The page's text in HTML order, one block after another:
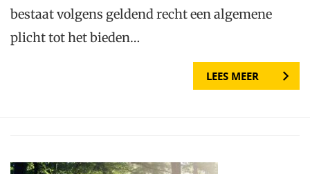
bestaat volgens geldend recht een algemene
plicht tot het bieden…
LEES MEER